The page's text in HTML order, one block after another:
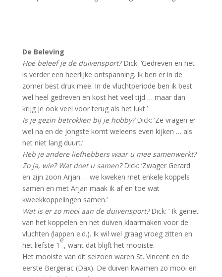
De Beleving
Hoe beleef je de duivensport?Dick: ‘Gedreven en het
is verder een heerlijke ontspanning. Ik ben er in de
zomer best druk mee. In de vluchtperiode ben ik best
wel heel gedreven en kost het veel tijd … maar dan
krijg je ook veel voor terug als het lukt.’
Is je gezin betrokken bij je hobby?Dick: ‘Ze vragen er
wel na en de jongste komt weleens even kijken … als
het niet lang duurt.’
Heb je andere liefhebbers waar u mee samenwerkt?
Zo ja, wie? Wat doet u samen?Dick: ‘Zwager Gerard
en zijn zoon Arjan … we kweken met enkele koppels
samen en met Arjan maak ik af en toe wat
kweekkoppelingen samen.’
Wat is er zo mooi aan de duivensport?Dick: ‘ Ik geniet
van het koppelen en het duiven klaarmaken voor de
vluchten (lappen e.d.). Ik wil wel graag vroeg zitten en
het liefste 1
e
, want dat blijft het mooiste.
Het mooiste van dit seizoen waren St. Vincent en de
eerste Bergerac (Dax). De duiven kwamen zo mooi en